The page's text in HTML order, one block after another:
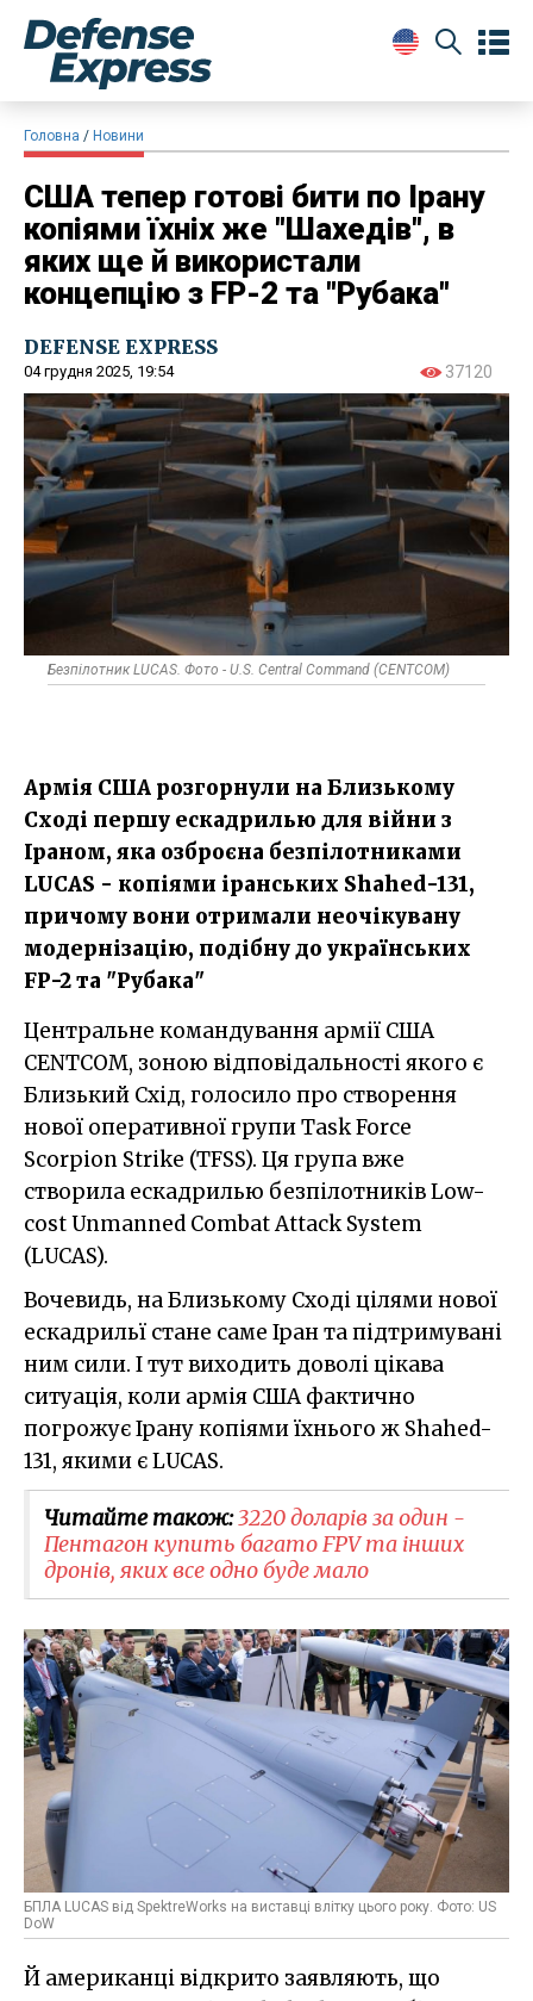
Головна Новини
США тепер готові бити по Ірану
копіями їхніх же "Шахедів", в
яких ще й використали
концепцію з FP-2 та "Рубака"
DEFENSE EXPRESS
04 грудня 2025, 19:54 37120
Безпілотник LUCAS. Фото - U.S. Central Command (CENTCOM)
Армія США розгорнули на Близькому
Сході першу ескадрилью для війни з
Іраном, яка озброєна безпілотниками
LUCAS - копіями іранських Shahed-131,
причому вони отримали неочікувану
модернізацію, подібну до українських
FP-2 та "Рубака"
Центральне командування армії США
CENTCOM, зоною відповідальності якого є
Близький Схід, голосило про створення
нової оперативної групи Task Force
Scorpion Strike (TFSS). Ця група вже
створила ескадрилью безпілотників Low-
cost Unmanned Combat Attack System
(LUCAS).
Вочевидь, на Близькому Сході цілями нової
ескадрильї стане саме Іран та підтримувані
ним сили. І тут виходить доволі цікава
ситуація, коли армія США фактично
погрожує Ірану копіями їхнього ж Shahed-
131, якими є LUCAS.
Читайте також:3220 доларів за один -
Пентагон купить багато FPV та інших
дронів, яких все одно буде мало
БПЛА LUCAS від SpektreWorks на виставці влітку цього року. Фото: US
DoW
Й американці відкрито заявляють, що